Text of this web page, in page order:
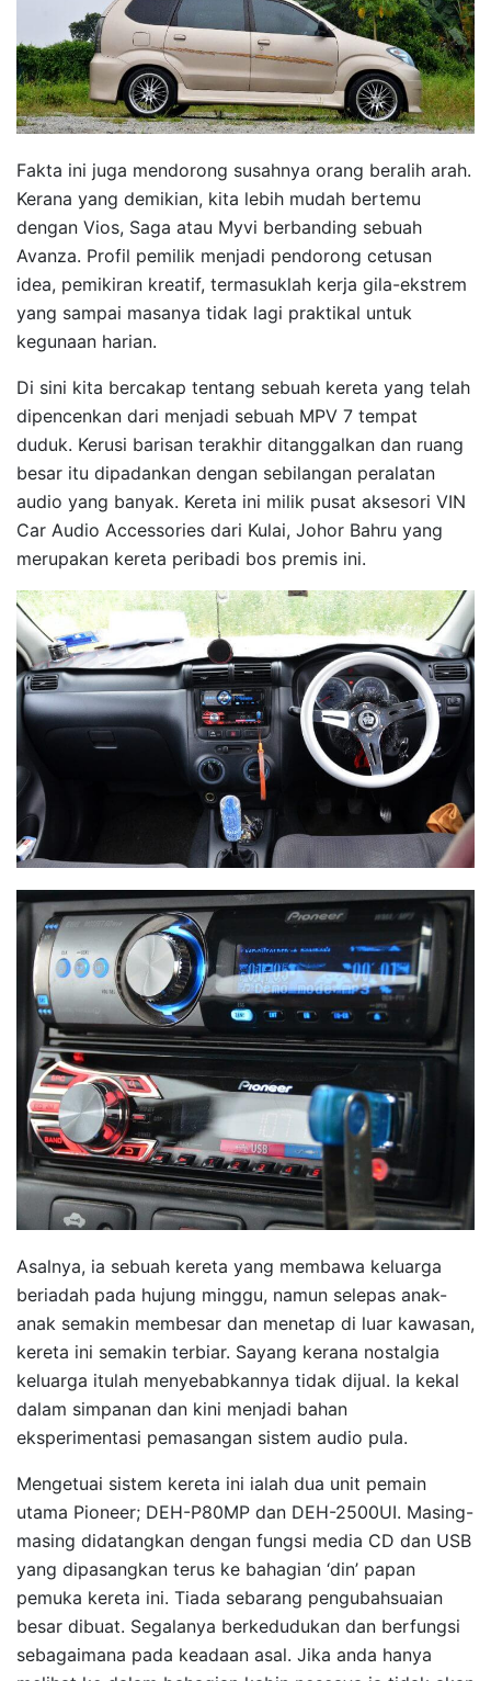
Fakta ini juga mendorong susahnya orang beralih arah.
Kerana yang demikian, kita lebih mudah bertemu
dengan Vios, Saga atau Myvi berbanding sebuah
Avanza. Profil pemilik menjadi pendorong cetusan
idea, pemikiran kreatif, termasuklah kerja gila-ekstrem
yang sampai masanya tidak lagi praktikal untuk
kegunaan harian.
Di sini kita bercakap tentang sebuah kereta yang telah
dipencenkan dari menjadi sebuah MPV 7 tempat
duduk. Kerusi barisan terakhir ditanggalkan dan ruang
besar itu dipadankan dengan sebilangan peralatan
audio yang banyak. Kereta ini milik pusat aksesori VIN
Car Audio Accessories dari Kulai, Johor Bahru yang
merupakan kereta peribadi bos premis ini.
Asalnya, ia sebuah kereta yang membawa keluarga
beriadah pada hujung minggu, namun selepas anak-
anak semakin membesar dan menetap di luar kawasan,
kereta ini semakin terbiar. Sayang kerana nostalgia
keluarga itulah menyebabkannya tidak dijual. Ia kekal
dalam simpanan dan kini menjadi bahan
eksperimentasi pemasangan sistem audio pula.
Mengetuai sistem kereta ini ialah dua unit pemain
utama Pioneer; DEH-P80MP dan DEH-2500UI. Masing-
masing didatangkan dengan fungsi media CD dan USB
yang dipasangkan terus ke bahagian ‘din’ papan
pemuka kereta ini. Tiada sebarang pengubahsuaian
besar dibuat. Segalanya berkedudukan dan berfungsi
sebagaimana pada keadaan asal. Jika anda hanya